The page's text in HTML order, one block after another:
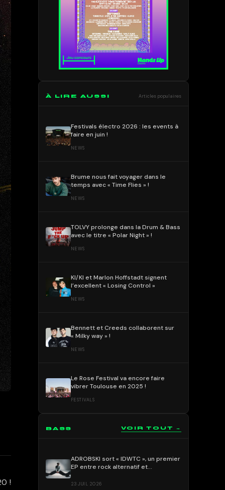
!
À LIRE AUSSI Articles populaires
Festivals électro 2026 : les events à
faire en juin !
NEWS
Brume nous fait voyager dans le
temps avec « Time Flies » !
NEWS
TOLVY prolonge dans la Drum & Bass
avec le titre « Polar Night » !
NEWS
KI/KI et Marlon Hoffstadt signent
l’excellent « Losing Control »
NEWS
Bennett et Creeds collaborent sur
« Milky way » !
NEWS
Le Rose Festival va encore faire
vibrer Toulouse en 2025 !
FESTIVALS
BASS VOIR TOUT →
ADROBSKI sort « IDWTC », un premier
EP entre rock alternatif et
23 JUIL 2026